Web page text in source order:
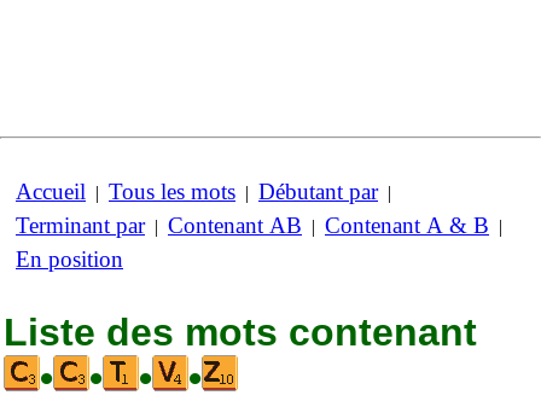
Accueil | Tous les mots | Débutant par|
Terminant par| Contenant AB | Contenant A & B |
En position
Liste des mots contenant
•
• • •